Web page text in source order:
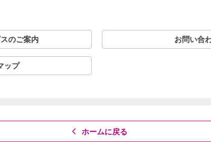
のご案内 お問い合
ップ
ホームに戻る